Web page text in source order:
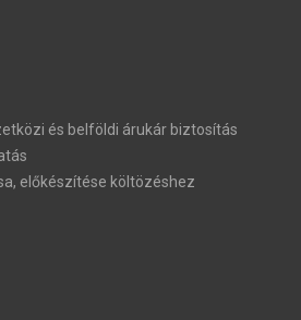
és belföldi árukár biztosítás
előkészítése költözéshez